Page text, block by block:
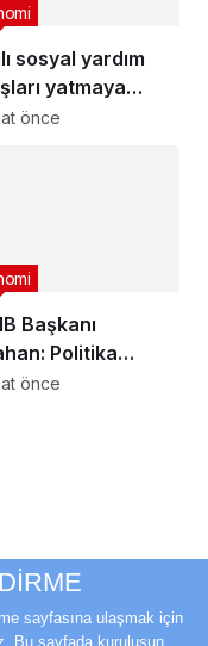
sosyal yardım
yatmaya
önce
Başkanı
Politika
gerileme
önce
sayfasına ulaşmak için
Bu sayfada kuruluşun